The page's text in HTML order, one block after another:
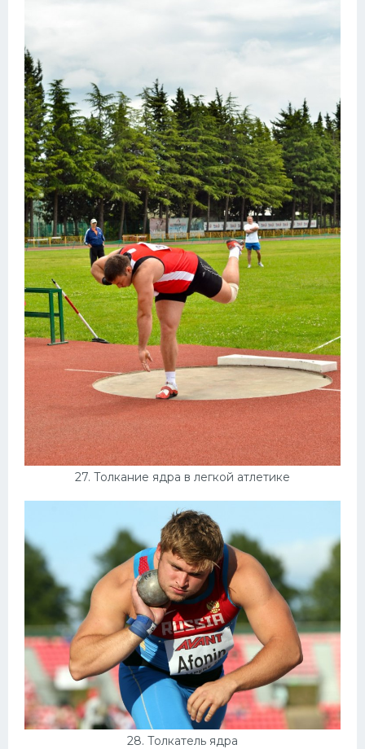
27. Толкание ядра в легкой атлетике
28. Толкатель ядра